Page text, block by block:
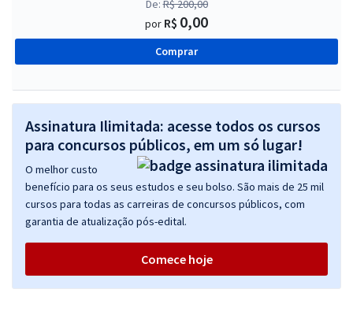
De:R$ 200,00
por R$ 0,00
Comprar
Assinatura Ilimitada: acesse todos os cursos
para concursos públicos, em um só lugar!
O melhor custo
benefício para os seus estudos e seu bolso. São mais de 25 mil
cursos para todas as carreiras de concursos públicos, com
garantia de atualização pós-edital.
Comece hoje